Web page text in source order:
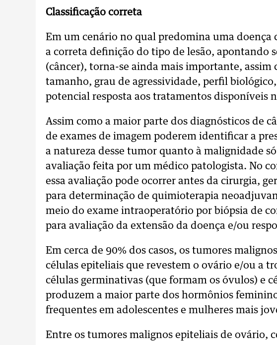
Classificação correta
Em um cenário no qual predomina uma
a correta definição do tipo de lesão, apontando
(câncer), torna-se ainda mais importante, assim
tamanho, grau de agressividade, perfil biológico,
potencial resposta aos tratamentos disponíveis
Assim como a maior parte dos diagnósticos de
de exames de imagem poderem identificar a
a natureza desse tumor quanto à malignidade
avaliação feita por um médico patologista. No
essa avaliação pode ocorrer antes da cirurgia,
para determinação de quimioterapia
meio do exame intraoperatório por biópsia de
para avaliação da extensão da doença e/ou
Em cerca de 90% dos casos, os tumores
células epiteliais que revestem o ovário e/ou a
células germinativas (que formam os óvulos) e
produzem a maior parte dos hormônios
frequentes em adolescentes e mulheres mais
Entre os tumores malignos epiteliais de ovário,